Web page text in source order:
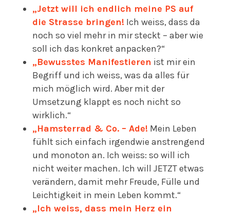
„Jetzt will ich endlich meine PS auf
die Strasse bringen! Ich weiss, dass da
noch so viel mehr in mir steckt – aber wie
soll ich das konkret anpacken?“
„Bewusstes Manifestieren ist mir ein
Begriff und ich weiss, was da alles für
mich möglich wird. Aber mit der
Umsetzung klappt es noch nicht so
wirklich.“
„Hamsterrad & Co. – Ade! Mein Leben
fühlt sich einfach irgendwie anstrengend
und monoton an. Ich weiss: so will ich
nicht weiter machen. Ich will JETZT etwas
verändern, damit mehr Freude, Fülle und
Leichtigkeit in mein Leben kommt.“
„Ich weiss, dass mein Herz ein